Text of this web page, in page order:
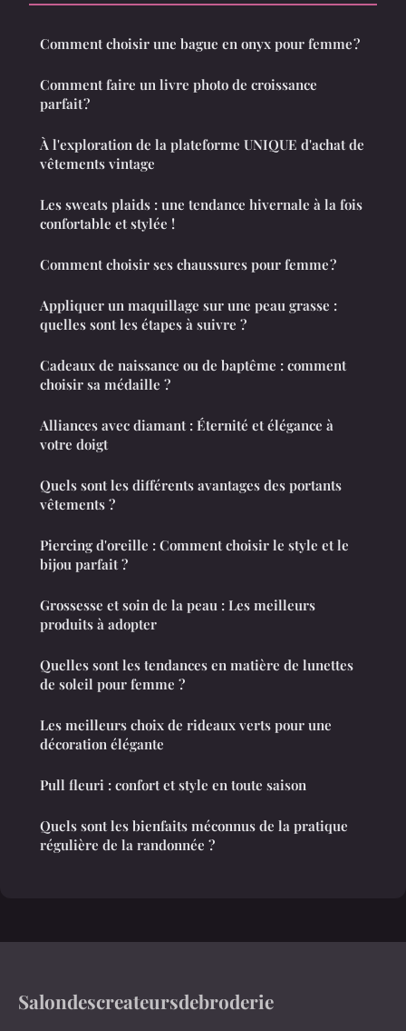
Comment choisir une bague en onyx pour femme ?
Comment faire un livre photo de croissance
parfait ?
À l'exploration de la plateforme UNIQUE d'achat de
vêtements vintage
Les sweats plaids : une tendance hivernale à la fois
confortable et stylée !
Comment choisir ses chaussures pour femme ?
Appliquer un maquillage sur une peau grasse :
quelles sont les étapes à suivre ?
Cadeaux de naissance ou de baptême : comment
choisir sa médaille ?
Alliances avec diamant : Éternité et élégance à
votre doigt
Quels sont les différents avantages des portants
vêtements ?
Piercing d'oreille : Comment choisir le style et le
bijou parfait ?
Grossesse et soin de la peau : Les meilleurs
produits à adopter
Quelles sont les tendances en matière de lunettes
de soleil pour femme ?
Les meilleurs choix de rideaux verts pour une
décoration élégante
Pull fleuri : confort et style en toute saison
Quels sont les bienfaits méconnus de la pratique
régulière de la randonnée ?
Salondescreateursdebroderie